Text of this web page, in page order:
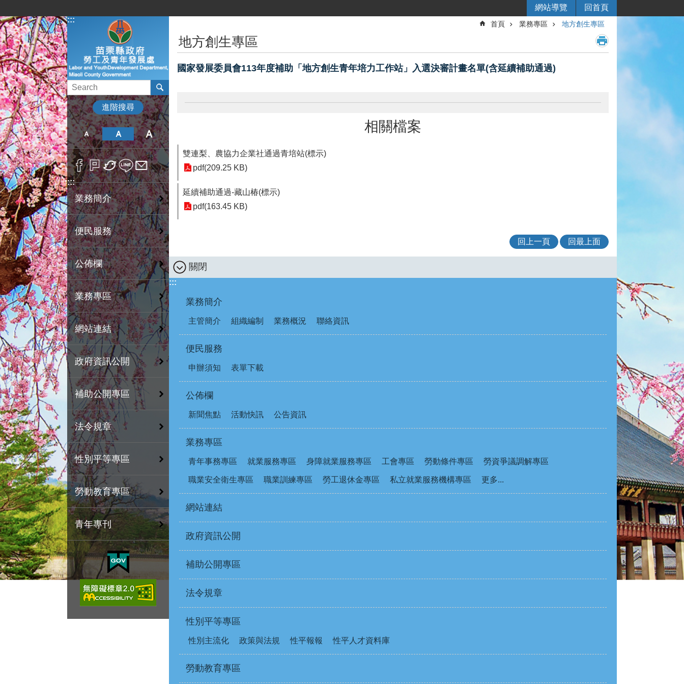
:::
網站導覽 回首頁
進階搜尋
:::
業務簡介
便民服務
公佈欄
業務專區
網站連結
政府資訊公開
補助公開專區
法令規章
性別平等專區
勞動教育專區
青年專刊
首頁 業務專區 地方創生專區
地方創生專區
國家發展委員會113年度補助「地方創生青年培力工作站」入選決審計畫名單(含延續補助通過)
相關檔案
雙連梨、農協力企業社通過青培站(標示)
pdf(209.25 KB)
延續補助通過-藏山椿(標示)
pdf(163.45 KB)
回上一頁 回最上面
關閉
:::
業務簡介
主管簡介 組織編制 業務概況 聯絡資訊
便民服務
申辦須知 表單下載
公佈欄
新聞焦點 活動快訊 公告資訊
業務專區
青年事務專區 就業服務專區 身障就業服務專區 工會專區 勞動條件專區 勞資爭議調解專區
職業安全衛生專區 職業訓練專區 勞工退休金專區 私立就業服務機構專區 更多...
網站連結
政府資訊公開
補助公開專區
法令規章
性別平等專區
性別主流化 政策與法規 性平報報 性平人才資料庫
勞動教育專區